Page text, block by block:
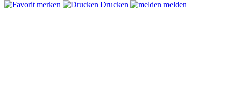
merken Drucken melden